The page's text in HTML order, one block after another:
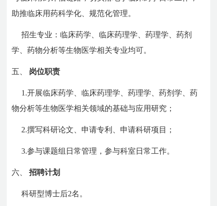
助推临床用药科学化、规范化管理。
招生专业：临床药学、临床药理学、药理学、药剂
学、药物分析等生物医学相关专业均可。
五、 岗位职责
1.开展临床药学、临床药理学、药理学、药剂学、药
物分析等生物医学相关领域的基础与应用研究；
2.撰写科研论文、申请专利、申请科研项目；
3.参与课题组日常管理，参与科室日常工作。
六、招聘计划
科研型博士后2名。